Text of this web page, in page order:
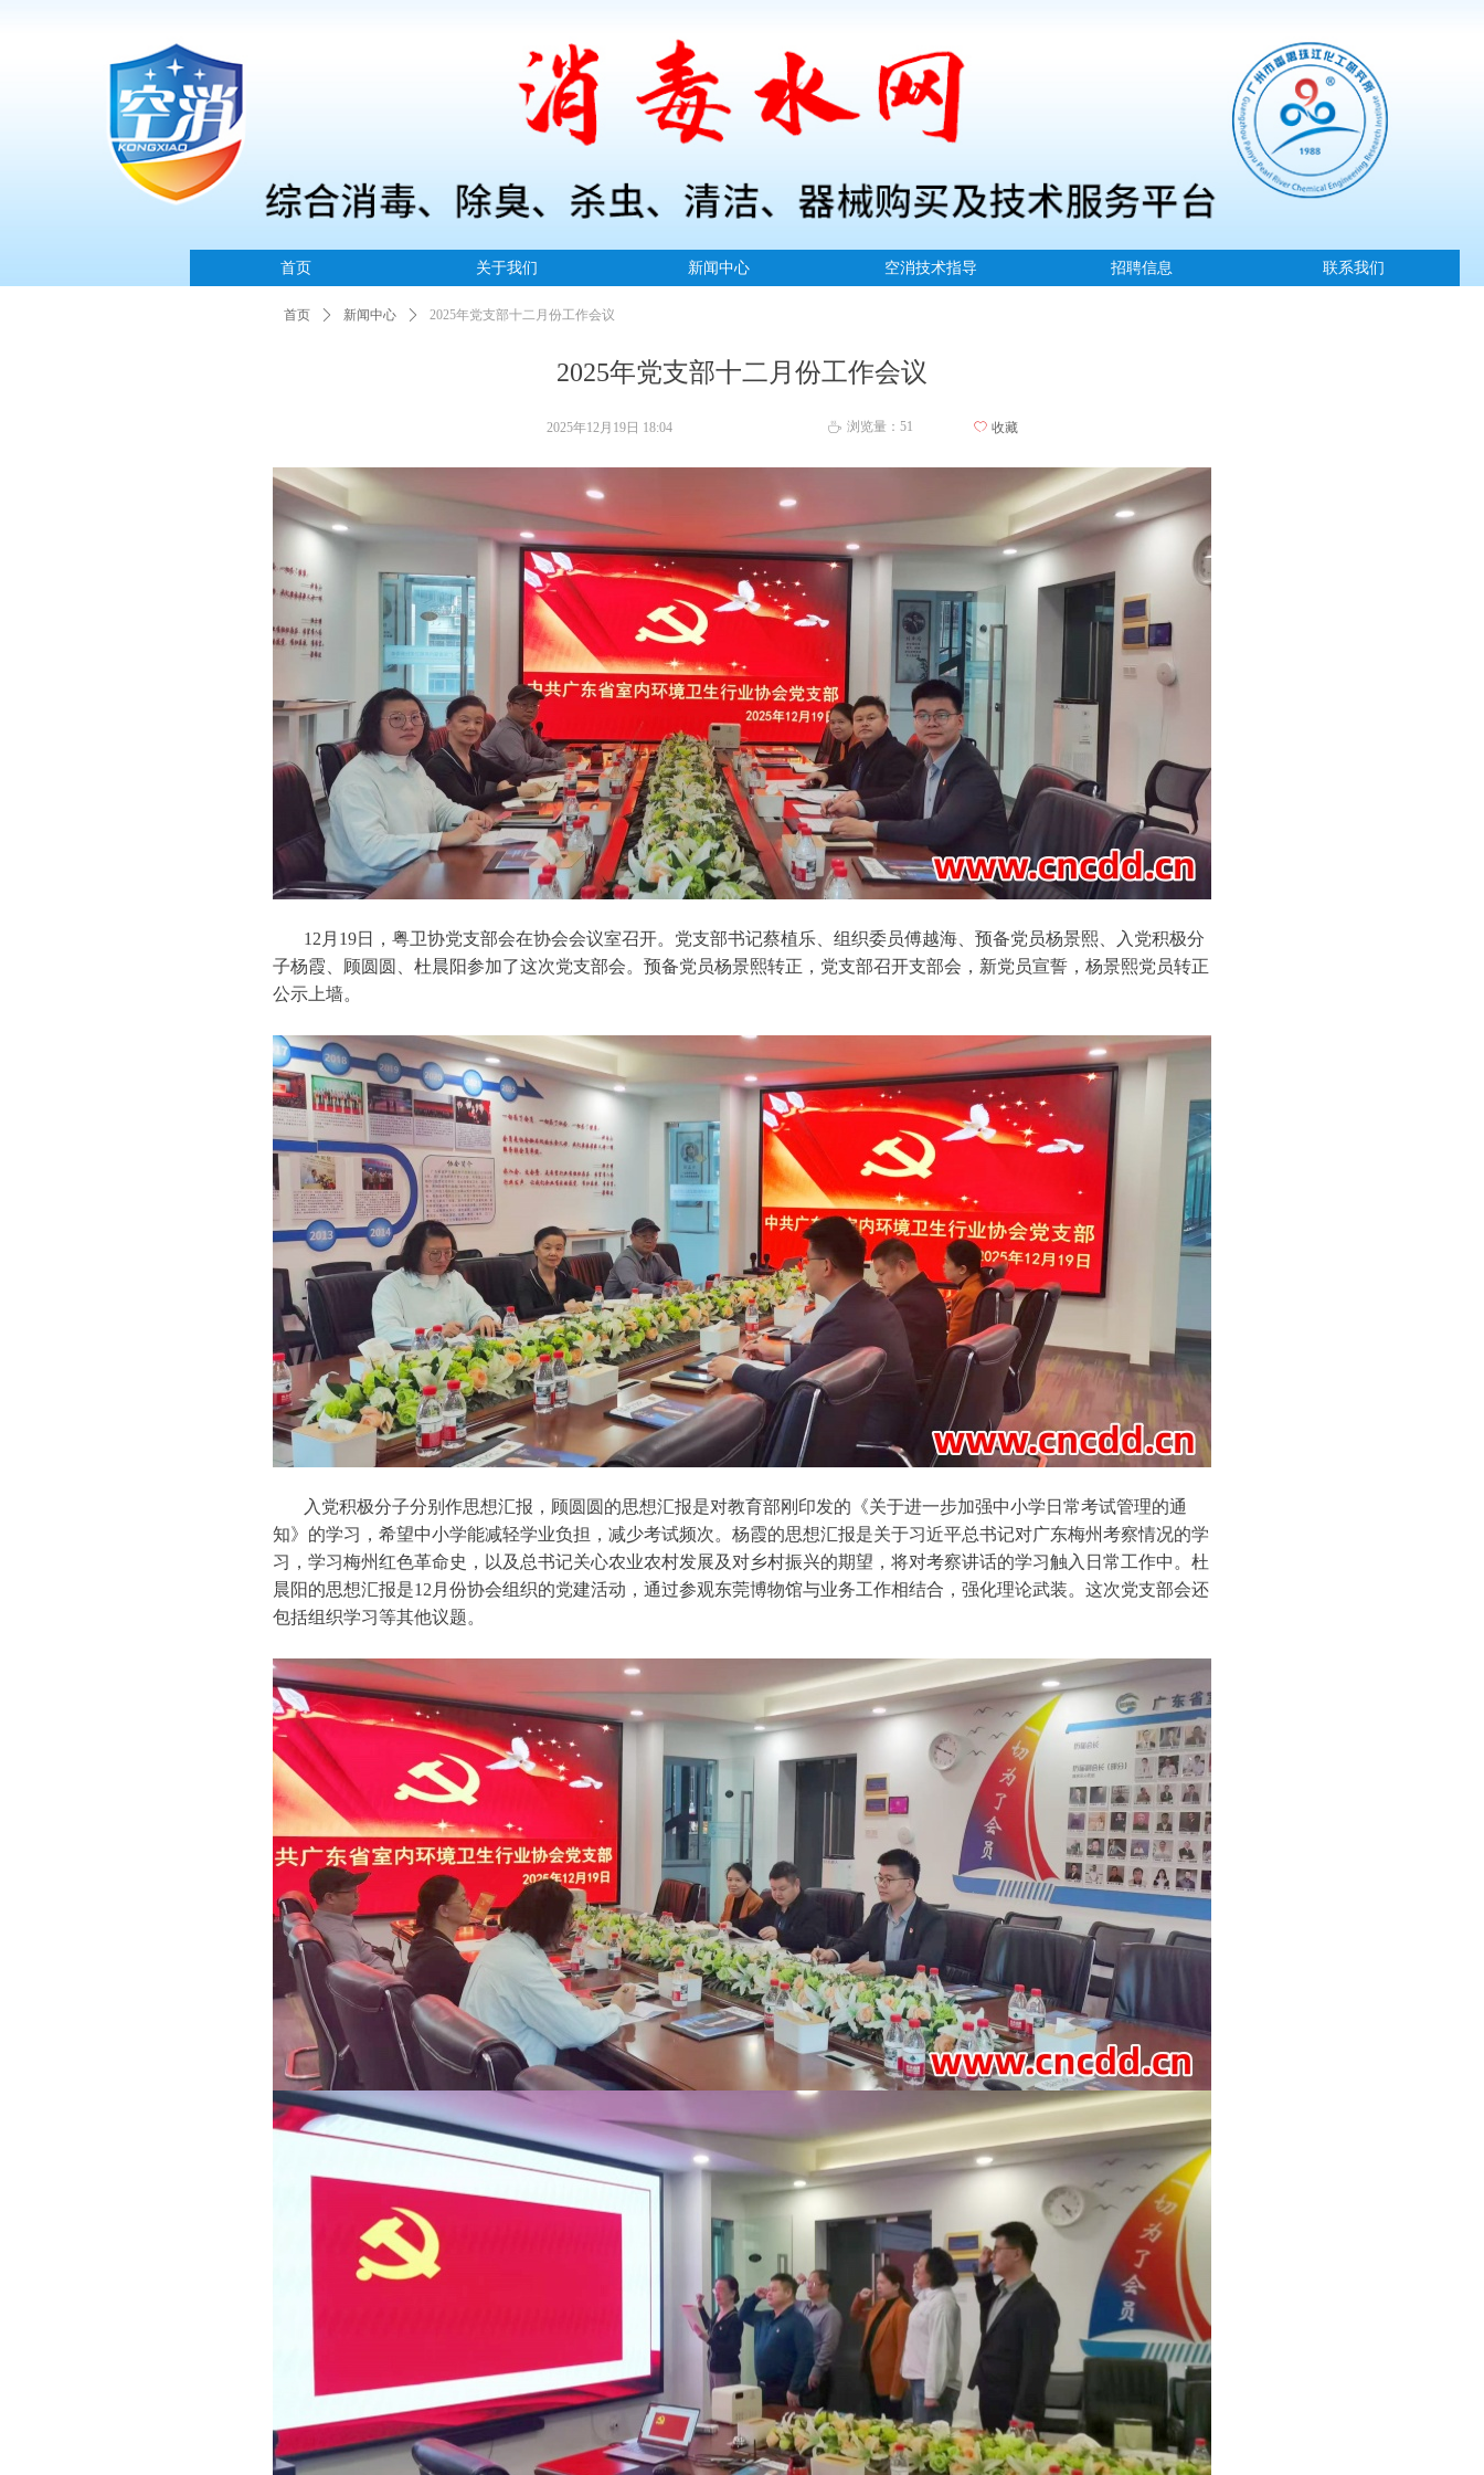
首页 关于我们 新闻中心 空消技术指导 招聘信息 联系我们
2025年党支部十二月份工作会议
首页 ꄲ 新闻中心 ꄲ 2025年党支部十二月份工作会议
12月19日，粤卫协党支部会在协会会议室召开。党支部书记蔡植乐、组织委员傅越海、预备党员杨景熙、入党积极分
子杨霞、顾圆圆、杜晨阳参加了这次党支部会。预备党员杨景熙转正，党支部召开支部会，新党员宣誓，杨景熙党员转正
公示上墙。
入党积极分子分别作思想汇报，顾圆圆的思想汇报是对教育部刚印发的《关于进一步加强中小学日常考试管理的通
知》的学习，希望中小学能减轻学业负担，减少考试频次。杨霞的思想汇报是关于习近平总书记对广东梅州考察情况的学
习，学习梅州红色革命史，以及总书记关心农业农村发展及对乡村振兴的期望，将对考察讲话的学习触入日常工作中。杜
晨阳的思想汇报是12月份协会组织的党建活动，通过参观东莞博物馆与业务工作相结合，强化理论武装。这次党支部会还
包括组织学习等其他议题。
2025年12月19日 18:04 ꄘ 浏览量： 51 ꄀ 收藏